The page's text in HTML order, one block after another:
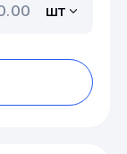
шт